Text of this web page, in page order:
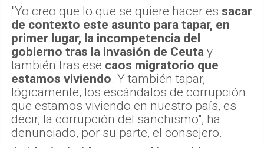
"Yo creo que lo que se quiere hacer es sacar
de contexto este asunto para tapar, en
primer lugar, la incompetencia del
gobierno tras la invasión de Ceuta y
también tras ese caos migratorio que
estamos viviendo. Y también tapar,
lógicamente, los escándalos de corrupción
que estamos viviendo en nuestro país, es
decir, la corrupción del sanchismo", ha
denunciado, por su parte, el consejero.